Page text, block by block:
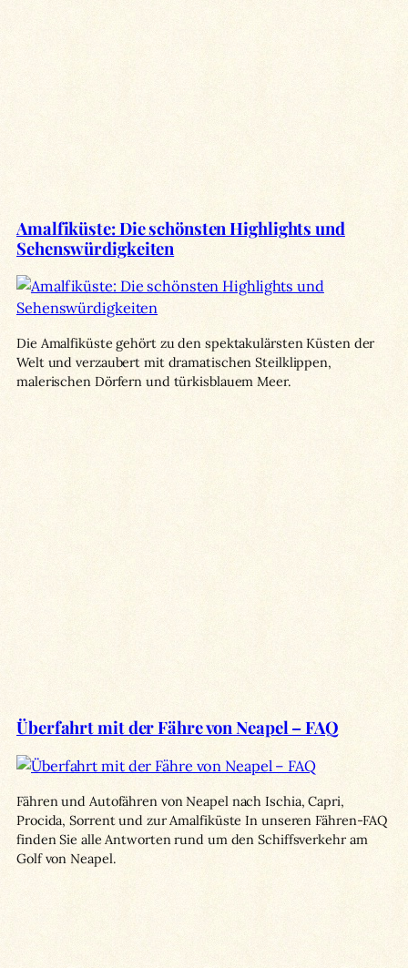
Amalfiküste: Die schönsten Highlights und
Sehenswürdigkeiten
Die Amalfiküste gehört zu den spektakulärsten Küsten der
Welt und verzaubert mit dramatischen Steilklippen,
malerischen Dörfern und türkisblauem Meer.
Überfahrt mit der Fähre von Neapel – FAQ
Fähren und Autofähren von Neapel nach Ischia, Capri,
Procida, Sorrent und zur Amalfiküste In unseren Fähren-FAQ
finden Sie alle Antworten rund um den Schiffsverkehr am
Golf von Neapel.